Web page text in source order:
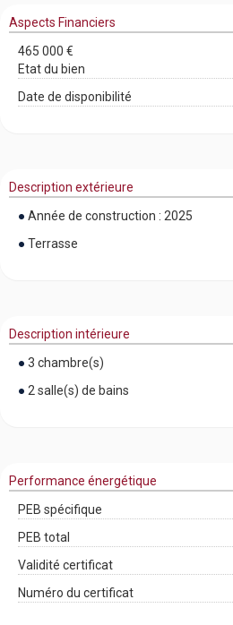
Aspects Financiers
465 000 €
Etat du bien
Date de disponibilité
Description extérieure
Année de construction : 2025
Terrasse
Description intérieure
3 chambre(s)
2 salle(s) de bains
Performance énergétique
PEB spécifique
PEB total
Validité certificat
Numéro du certificat